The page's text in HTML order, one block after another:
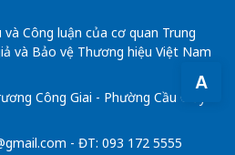
A
Công luận của cơ quan Trung
và Bảo vệ Thương hiệu Việt Nam
Công Giai - Phường Cầu Giấy -
- ĐT: 093 172 5555